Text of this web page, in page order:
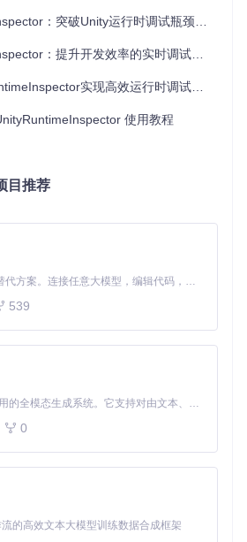
Scenes）支持，便于管理复杂场景
对象，无需停止游戏
加速参数调试
的核心功能，它支持
量、颜色、枚举、数组）以及对象引用
：
任何暴露的属性
即反馈结果
高复杂数据修改效率
提升操作直观性
程。
括：
供场景对象的层级浏览和搜索功能
轮和RGB滑块精确调整颜色值
列表形式展示所有可能的枚举值
：突破Unity运行时调试瓶颈的实时编辑解决方案
：提升开发效率的实时调试解决方案
实现高效运行时调试？超实用指南
使用教程
目推荐
Claude Code 的开源替代方案。连接任意大模型，编辑代码，运行命令，自动验证 — 全自动执行。用 Rust 构建，极致性能。 ｜ An open-source alternative to Claude Code. Connect any LLM, edit code, run commands, and verify changes — autonomously. Built in Rust for speed. Get Started
539
MiniMax H3 是一个通用的全模态生成系统。它支持对由文本、图像、视频和音频组成的多模态上下文进行统一理解，并能生成分辨率高达 2K、时长可达 15 秒的带原生立体声音频的视频。得益于面向任务泛化的系统设计，H3 在预训练阶段就已具备广泛的多模态上下文理解与生成能力，能够出色地执行复杂的多模态指令。
0
的高效文本大模型训练数据合成框架